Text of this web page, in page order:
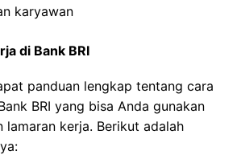
karyawan
di Bank BRI
panduan lengkap tentang cara
BRI yang bisa Anda gunakan
lamaran kerja. Berikut adalah